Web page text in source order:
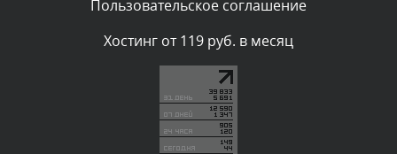
Комментарий проверяется
Текст комментария будет виден после проверки
Комментарий проверяется
Пользовательское соглашение
Хостинг от 119 руб. в месяц